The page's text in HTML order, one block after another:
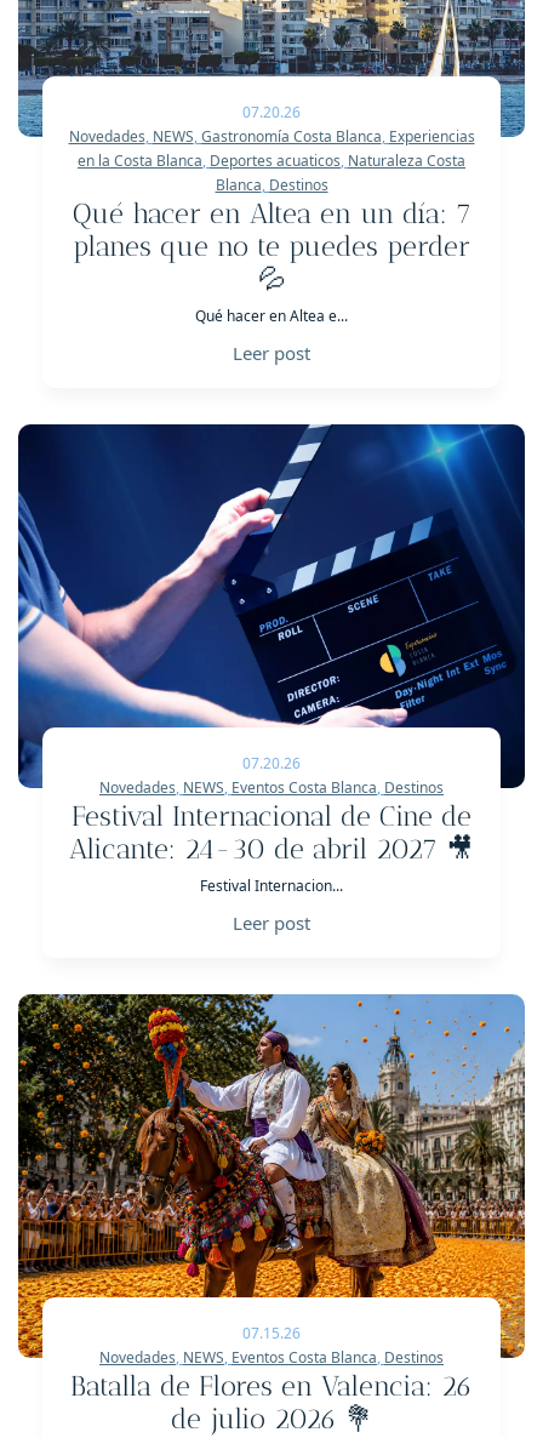
07.20.26
Novedades, NEWS,Gastronomía Costa Blanca, Experiencias
en la Costa Blanca, Deportes acuaticos, Naturaleza Costa
Blanca, Destinos
Qué hacer en Altea en un día: 7
planes que no te puedes perder
💦
Qué hacer en Altea e...
Leer post
07.20.26
Novedades, NEWS, Eventos Costa Blanca, Destinos
Festival Internacional de Cine de
Alicante: 24-30 de abril 2027 🎥
Festival Internacion...
Leer post
07.15.26
Novedades, NEWS, Eventos Costa Blanca, Destinos
Batalla de Flores en Valencia: 26
de julio 2026 💐